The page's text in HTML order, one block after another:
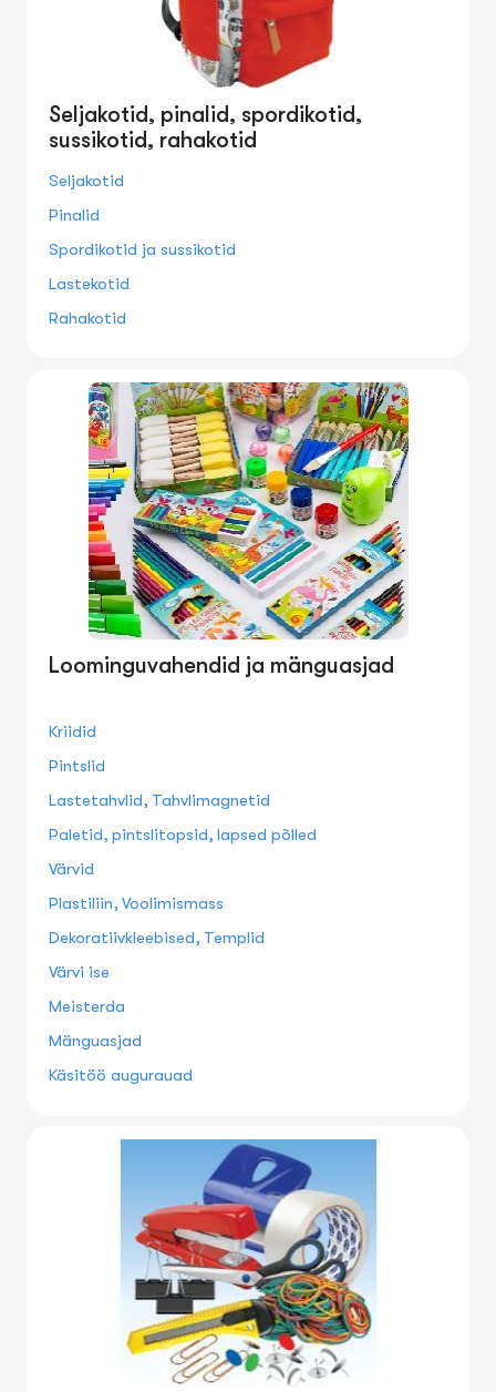
Seljakotid, pinalid, spordikotid,
sussikotid, rahakotid
Seljakotid
Pinalid
Spordikotid ja sussikotid
Lastekotid
Rahakotid
Loominguvahendid ja mänguasjad
Kriidid
Pintslid
Lastetahvlid, Tahvlimagnetid
Paletid, pintslitopsid, lapsed põlled
Värvid
Plastiliin, Voolimismass
Dekoratiivkleebised, Templid
Värvi ise
Meisterda
Mänguasjad
Käsitöö augurauad